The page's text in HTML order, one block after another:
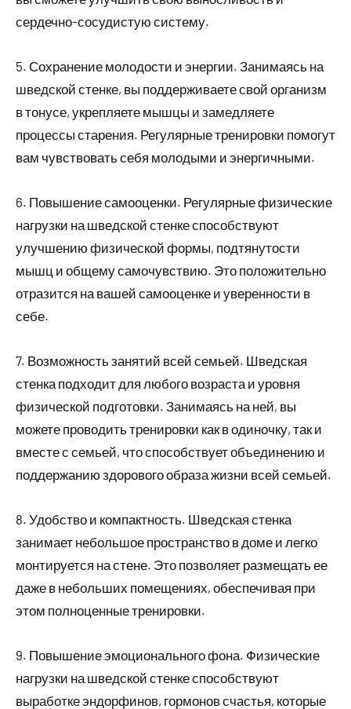
сердечно-сосудистую систему.
5. Сохранение молодости и энергии. Занимаясь на
шведской стенке, вы поддерживаете свой организм
в тонусе, укрепляете мышцы и замедляете
процессы старения. Регулярные тренировки помогут
вам чувствовать себя молодыми и энергичными.
6. Повышение самооценки. Регулярные физические
нагрузки на шведской стенке способствуют
улучшению физической формы, подтянутости
мышц и общему самочувствию. Это положительно
отразится на вашей самооценке и уверенности в
себе.
7. Возможность занятий всей семьей. Шведская
стенка подходит для любого возраста и уровня
физической подготовки. Занимаясь на ней, вы
можете проводить тренировки как в одиночку, так и
вместе с семьей, что способствует объединению и
поддержанию здорового образа жизни всей семьей.
8. Удобство и компактность. Шведская стенка
занимает небольшое пространство в доме и легко
монтируется на стене. Это позволяет размещать ее
даже в небольших помещениях, обеспечивая при
этом полноценные тренировки.
9. Повышение эмоционального фона. Физические
нагрузки на шведской стенке способствуют
выработке эндорфинов, гормонов счастья, которые